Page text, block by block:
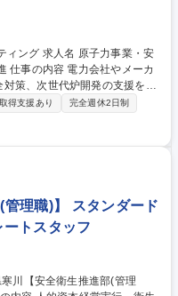
事業・安
カ
策、次世代炉開発の支援を行
ル技術を融合させた、高度なプ
全対策工事の工程・リスク管
ル技術でのDX ■廃炉、放射性
次世代革新炉導入に向けた事
基準動向の調査と国内適用検
タント/再稼働・革新炉推進
得支援あり
完全週休2日制
理職)】 スタンダード
トスタッフ